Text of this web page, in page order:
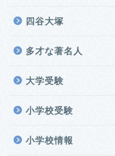
四谷大塚
多才な著名人
大学受験
小学校受験
小学校情報